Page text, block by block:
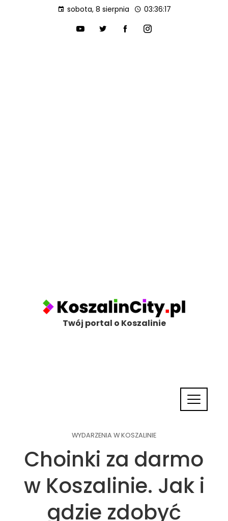
sobota, 8 sierpnia 03:36:18
Twój portal o Koszalinie
WYDARZENIA W KOSZALINIE
Choinki za darmo
w Koszalinie. Jak i
gdzie zdobyć